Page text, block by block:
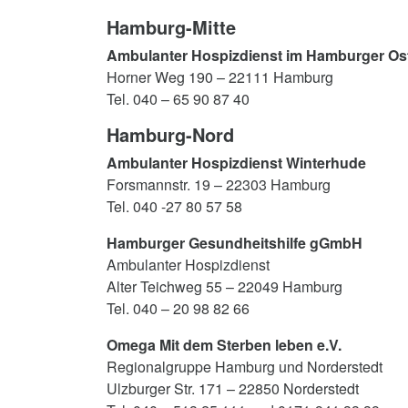
Hamburg-Mitte
Ambulanter Hospizdienst im Hamburger
Horner Weg 190 – 22111 Hamburg
Tel. 040 – 65 90 87 40
Hamburg-Nord
Ambulanter Hospizdienst Winterhude
Forsmannstr. 19 – 22303 Hamburg
Tel. 040 -27 80 57 58
Hamburger Gesundheitshilfe gGmbH
Ambulanter Hospizdienst
Alter Teichweg 55 – 22049 Hamburg
Tel. 040 – 20 98 82 66
Omega Mit dem Sterben leben e.V.
Regionalgruppe Hamburg und Norderstedt
Ulzburger Str. 171 – 22850 Norderstedt